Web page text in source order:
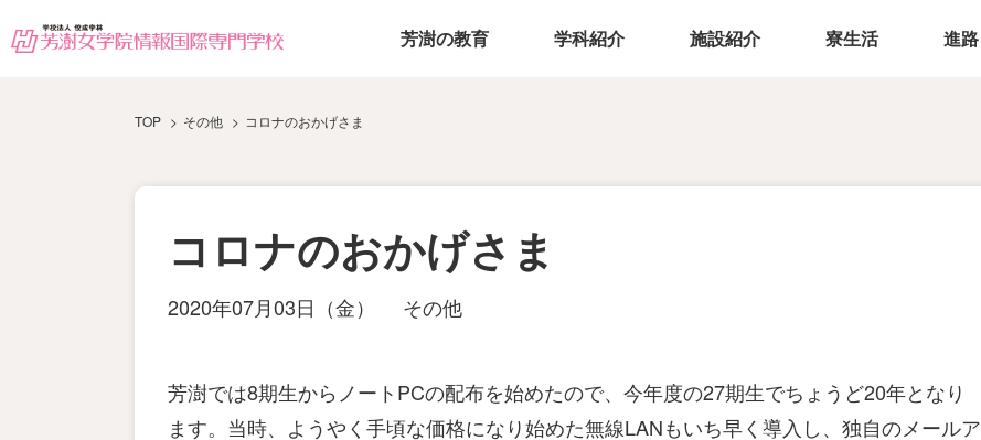
芳澍の教育 学科紹介 施設紹介 寮生活 進路
TOP その他 コロナのおかげさま
コロナのおかげさま
2020年07月03日（金） その他
芳澍では8期生からノートPCの配布を始めたので、今年度の27期生でちょうど20年となり
ます。当時、ようやく手頃な価格になり始めた無線LANもいち早く導入し、独自のメールア